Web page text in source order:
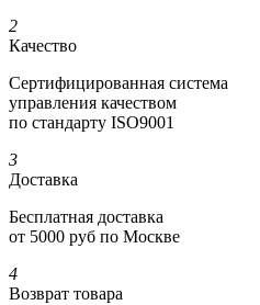
2
Качество
Сертифициро­ванная система
управления качеством
по стандарту ISO9001
3
Доставка
Бесплатная доставка
от 5000 руб по Москве
4
Возврат товара